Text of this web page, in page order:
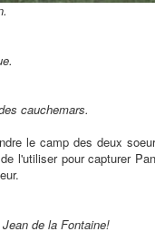
cauchemars.
le camp des deux
l'utiliser pour capturer
de la Fontaine!